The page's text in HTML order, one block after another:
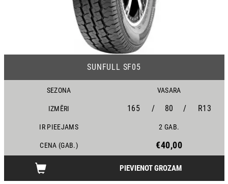
SUNFULL SF05
SEZONA VASARA
IZMĒRI 165 / 80 / R13
IR PIEEJAMS 2 GAB.
CENA (GAB.) €40,00
PIEVIENOT GROZAM